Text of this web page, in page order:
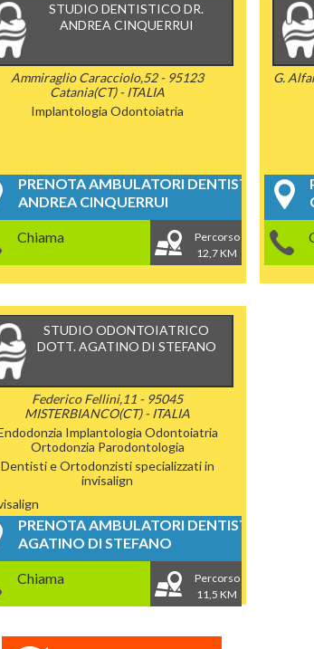
STUDIO DENTISTICO DR.
ANDREA CINQUERRUI
Ammiraglio Caracciolo,52 - 95123
Catania(CT) - ITALIA
Implantologia Odontoiatria
PRENOTA AMBULATORI DENTISTICI
ANDREA CINQUERRUI
Chiama
Percorso
12,7 KM
G.
STUDIO ODONTOIATRICO
DOTT. AGATINO DI STEFANO
Federico Fellini,11 - 95045
MISTERBIANCO(CT) - ITALIA
Implantologia Odontoiatria
Ortodonzia Parodontologia
Dentisti e Ortodonzisti specializzati in
invisalign
PRENOTA AMBULATORI DENTISTICI
AGATINO DI STEFANO
Chiama
Percorso
11,5 KM